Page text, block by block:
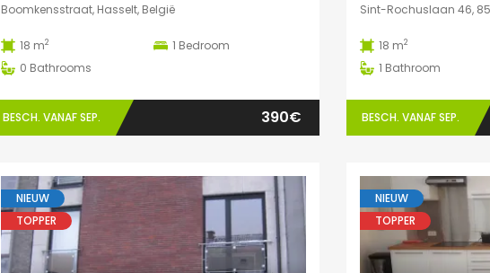
Boomkensstraat, Hasselt, België
18 m2 1 Bedroom
0 Bathrooms
BESCH. VANAF SEP. 390€
Sint-Rochuslaan 46,
18 m2
1 Bathroom
BESCH. VANAF SEP.
NIEUW
TOPPER
NIEUW
TOPPER